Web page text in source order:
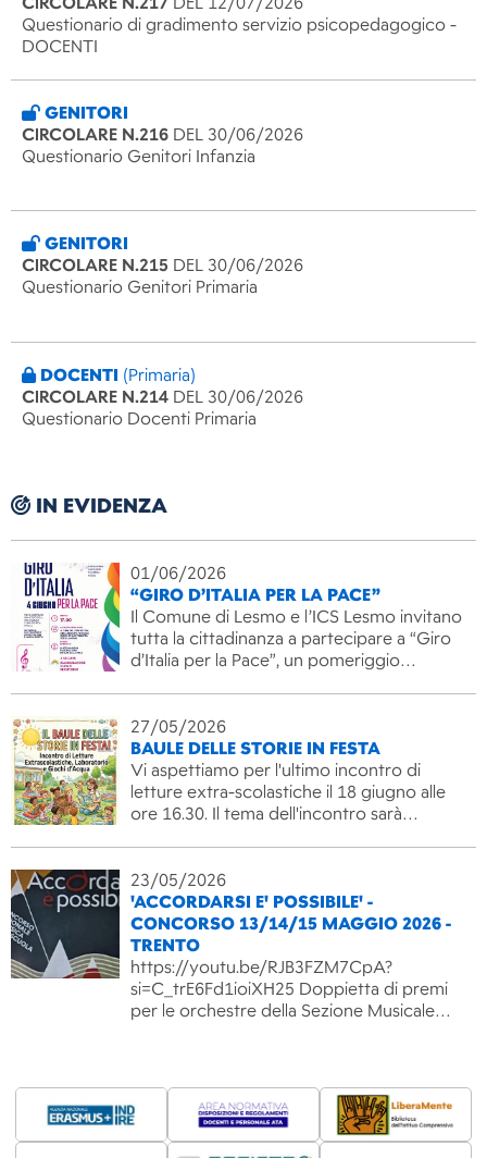
Questionario di gradimento servizio psicopedagogico -
DOCENTI
GENITORI
CIRCOLARE N.216 DEL 30/06/2026
Questionario Genitori Infanzia
GENITORI
CIRCOLARE N.215 DEL 30/06/2026
Questionario Genitori Primaria
DOCENTI (Primaria)
CIRCOLARE N.214 DEL 30/06/2026
Questionario Docenti Primaria
IN EVIDENZA
01/06/2026
“GIRO D’ITALIA PER LA PACE”
Il Comune di Lesmo e l’ICS Lesmo invitano
tutta la cittadinanza a partecipare a “Giro
d’Italia per la Pace”, un pomeriggio…
27/05/2026
BAULE DELLE STORIE IN FESTA
Vi aspettiamo per l'ultimo incontro di
letture extra-scolastiche il 18 giugno alle
ore 16.30. Il tema dell'incontro sarà…
23/05/2026
'ACCORDARSI E' POSSIBILE' -
CONCORSO 13/14/15 MAGGIO 2026 -
TRENTO
https://youtu.be/RJB3FZM7CpA?
si=C_trE6Fd1ioiXH25 Doppietta di premi
per le orchestre della Sezione Musicale…